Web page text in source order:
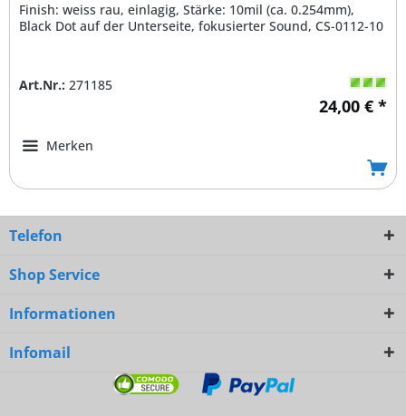
Finish: weiss rau, einlagig, Stärke: 10mil (ca. 0.254mm),
Black Dot auf der Unterseite, fokusierter Sound, CS-0112-10
Art.Nr.: 271185
24,00 € *
Merken
Telefon
Shop Service
Informationen
Infomail